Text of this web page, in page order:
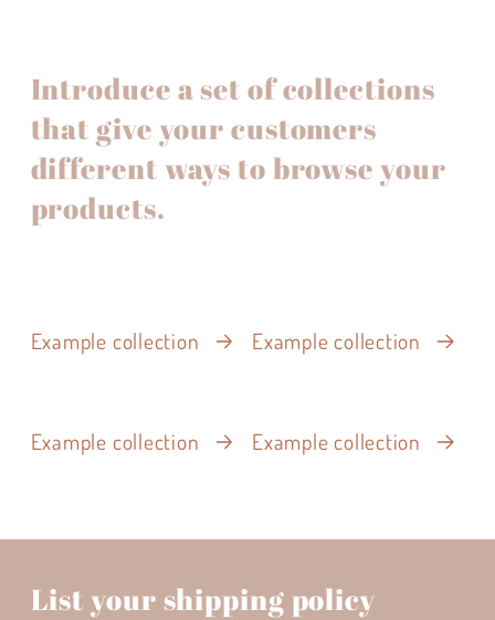
Introduce a set of collections
that give your customers
different ways to browse your
products.
Example collection Example collection
Example collection Example collection
List your shipping policy